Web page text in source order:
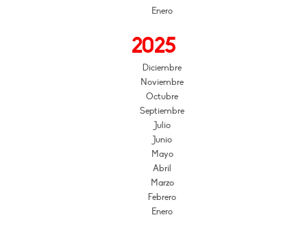
Enero
2025
Diciembre
Noviembre
Octubre
Septiembre
Julio
Junio
Mayo
Abril
Marzo
Febrero
Enero